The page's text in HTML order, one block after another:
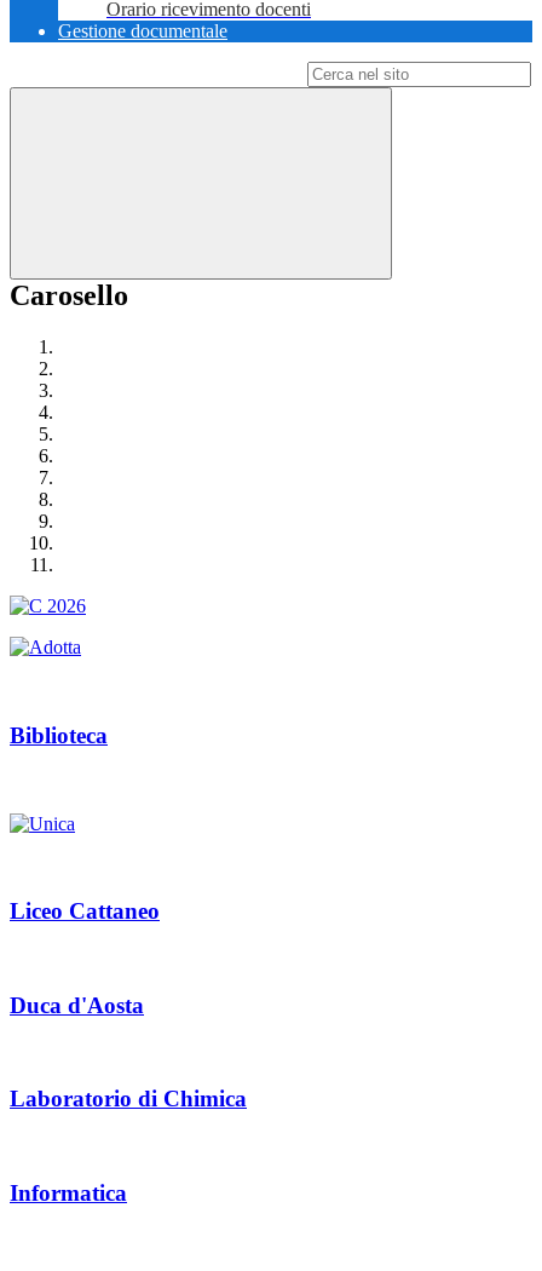
Orario ricevimento docenti
Gestione documentale
Carosello
Biblioteca
Liceo Cattaneo
Duca d'Aosta
Laboratorio di Chimica
Informatica